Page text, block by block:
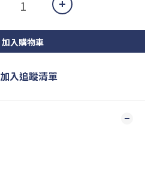
加入購物車
加入追蹤清單